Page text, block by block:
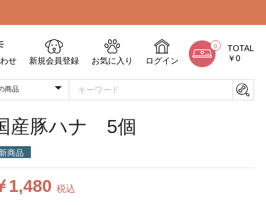
せ 新規会員登録 お気に入り ログイン
0
TOTAL
￥0
産豚ハナ 5個
商品
1,480 税込